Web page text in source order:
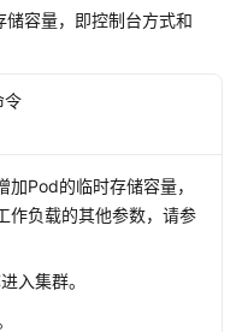
容量，即控制台方式和
令
Pod的临时存储容量，
作负载的其他参数，请参
入集群。